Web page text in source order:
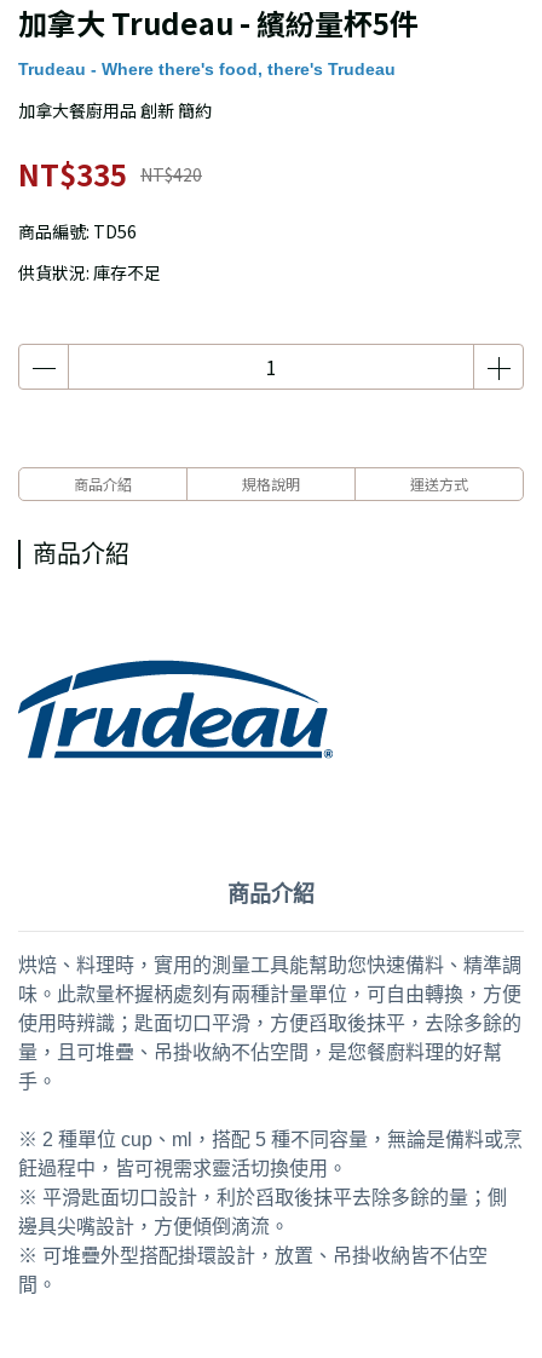
加拿大 Trudeau - 繽紛量杯5件
Trudeau - Where there's food, there's Trudeau
加拿大餐廚用品 創新 簡約
NT$335 NT$420
商品編號: TD56
供貨狀況: 庫存不足
商品介紹 規格說明 運送方式
商品介紹
商品介紹
烘焙、料理時，實用的測量工具能幫助您快速備料、精準調
味。此款量杯握柄處刻有兩種計量單位，可自由轉換，方便
使用時辨識；匙面切口平滑，方便舀取後抹平，去除多餘的
量，且可堆疊、吊掛收納不佔空間，是您餐廚料理的好幫
手。
※ 2 種單位 cup、ml，搭配 5 種不同容量，無論是備料或烹
飪過程中，皆可視需求靈活切換使用。
※ 平滑匙面切口設計，利於舀取後抹平去除多餘的量；側
邊具尖嘴設計，方便傾倒滴流。
※ 可堆疊外型搭配掛環設計，放置、吊掛收納皆不佔空
間。